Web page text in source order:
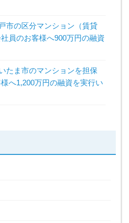
市の区分マンション（賃貸
員のお客様へ900万円の融資
たま市のマンションを担保
へ1,200万円の融資を実行い